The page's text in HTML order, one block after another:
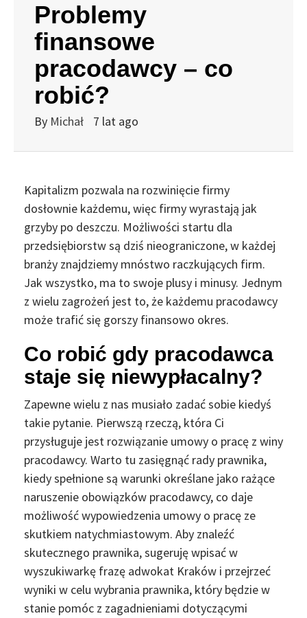
Problemy
finansowe
pracodawcy – co
robić?
By Michał 7 lat ago
Kapitalizm pozwala na rozwinięcie firmy
dosłownie każdemu, więc firmy wyrastają jak
grzyby po deszczu. Możliwości startu dla
przedsiębiorstw są dziś nieograniczone, w każdej
branży znajdziemy mnóstwo raczkujących firm.
Jak wszystko, ma to swoje plusy i minusy. Jednym
z wielu zagrożeń jest to, że każdemu pracodawcy
może trafić się gorszy finansowo okres.
Co robić gdy pracodawca
staje się niewypłacalny?
Zapewne wielu z nas musiało zadać sobie kiedyś
takie pytanie. Pierwszą rzeczą, która Ci
przysługuje jest rozwiązanie umowy o pracę z winy
pracodawcy. Warto tu zasięgnąć rady prawnika,
kiedy spełnione są warunki określane jako rażące
naruszenie obowiązków pracodawcy, co daje
możliwość wypowiedzenia umowy o pracę ze
skutkiem natychmiastowym. Aby znaleźć
skutecznego prawnika, sugeruję wpisać w
wyszukiwarkę frazę adwokat Kraków i przejrzeć
wyniki w celu wybrania prawnika, który będzie w
stanie pomóc z zagadnieniami dotyczącymi